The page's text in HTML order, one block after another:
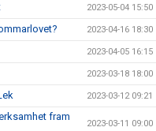
2023-05-04 15:50
2023-04-16 18:30
2023-04-05 16:15
2023-03-18 18:00
2023-03-12 09:21
fram
2023-03-11 09:00